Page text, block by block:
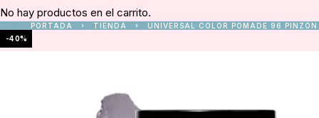
No hay productos en el carrito.
PORTADA TIENDA
UNIVERSAL COLOR POMADE 96 PINZÓN
-40%